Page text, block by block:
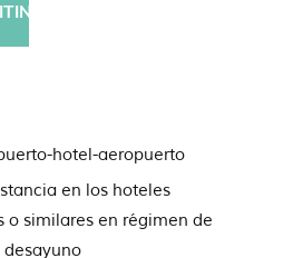
ITINERARIO
hotel-aeropuerto
en los hoteles
o similares en régimen de